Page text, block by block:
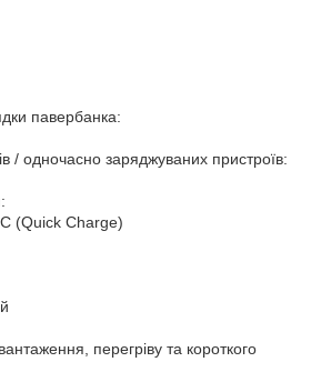
павербанка:
/ одночасно заряджуваних пристроїв:
(Quick Charge)
перегріву та короткого